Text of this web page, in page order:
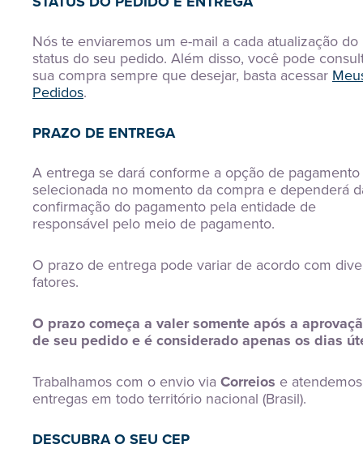
Nós te enviaremos um e-mail a cada atualização do
status do seu pedido. Além disso, você pode
sua compra sempre que desejar, basta acessar
Pedidos.
PRAZO DE ENTREGA
A entrega se dará conforme a opção de pagamento
selecionada no momento da compra e dependerá
confirmação do pagamento pela entidade de
responsável pelo meio de pagamento.
O prazo de entrega pode variar de acordo com
fatores.
O prazo começa a valer somente após a
de seu pedido e é considerado apenas os dias
Trabalhamos com o envio via Correios e atendemos
entregas em todo território nacional (Brasil).
DESCUBRA O SEU CEP